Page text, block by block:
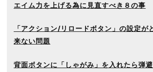
エイム力を上げる為に見直すべき８の事
「アクション/リロードボタン」の設定が
来ない問題
背面ボタンに「しゃがみ」を入れたら弾